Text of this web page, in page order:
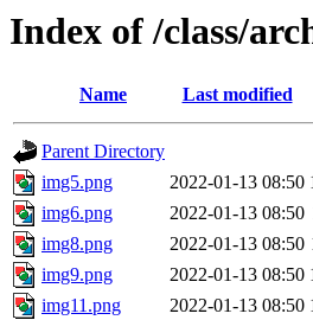
Index of /class/
Name Last modified
Parent Directory
img5.png
2022-01-13 08:50
img6.png
2022-01-13 08:50
img8.png
2022-01-13 08:50
img9.png
2022-01-13 08:50
img11.png
2022-01-13 08:50